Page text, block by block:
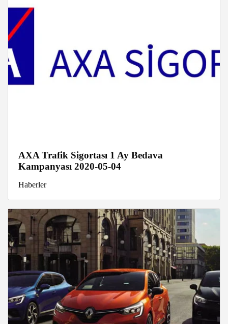
AXA Trafik Sigortası 1 Ay Bedava
Kampanyası 2020-05-04
Haberler